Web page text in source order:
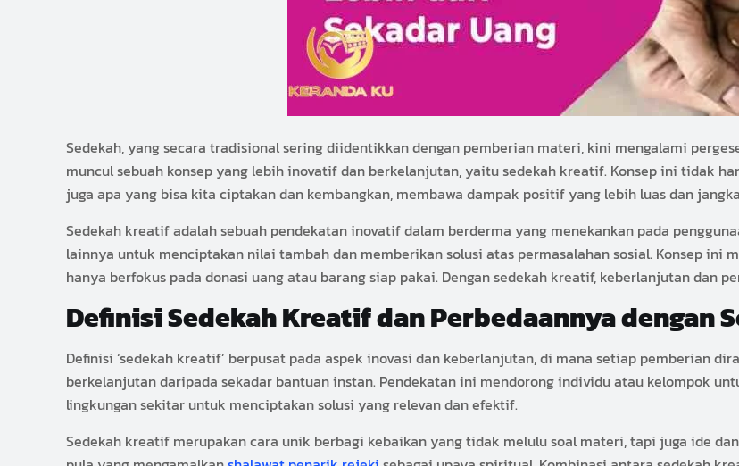
Sedekah, yang secara tradisional sering diidentikkan dengan pemberian materi, kini mengalami
muncul sebuah konsep yang lebih inovatif dan berkelanjutan, yaitu sedekah kreatif. Konsep ini tidak
juga apa yang bisa kita ciptakan dan kembangkan, membawa dampak positif yang lebih luas dan
Sedekah kreatif adalah sebuah pendekatan inovatif dalam berderma yang menekankan pada
lainnya untuk menciptakan nilai tambah dan memberikan solusi atas permasalahan sosial. Konsep ini
hanya berfokus pada donasi uang atau barang siap pakai. Dengan sedekah kreatif, keberlanjutan dan
Definisi Sedekah Kreatif dan Perbedaannya dengan
Definisi ‘sedekah kreatif’ berpusat pada aspek inovasi dan keberlanjutan, di mana setiap pemberian
berkelanjutan daripada sekadar bantuan instan. Pendekatan ini mendorong individu atau kelompok
lingkungan sekitar untuk menciptakan solusi yang relevan dan efektif.
Sedekah kreatif merupakan cara unik berbagi kebaikan yang tidak melulu soal materi, tapi juga ide